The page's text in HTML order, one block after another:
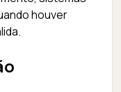
houver